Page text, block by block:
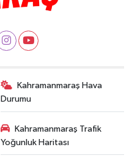
Kahramanmaraş Hava
Durumu
Kahramanmaraş Trafik
Yoğunluk Haritası